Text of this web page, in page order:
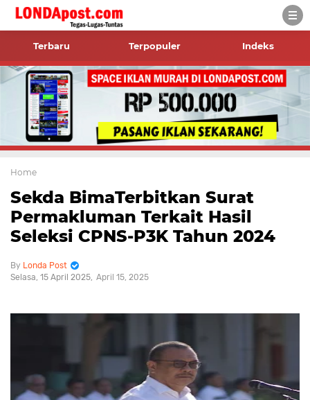
Terbaru Terpopuler Indeks
Home
Sekda BimaTerbitkan Surat
Permakluman Terkait Hasil
Seleksi CPNS-P3K Tahun 2024
Londa Post
Selasa, 15 April 2025 April 15, 2025